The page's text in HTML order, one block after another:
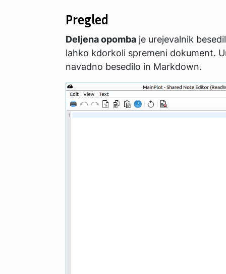
Pregled
Deljena opomba je urejevalnik
lahko kdorkoli spremeni dokument.
navadno besedilo in Markdown.